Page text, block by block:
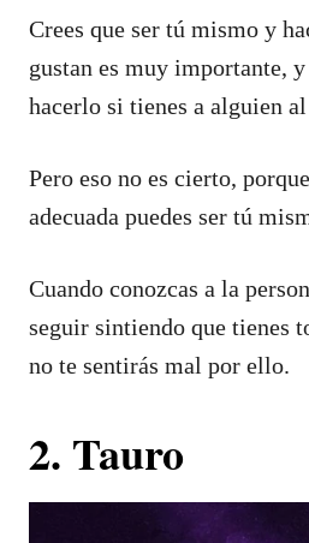
Crees que ser tú mismo y
gustan es muy importante,
hacerlo si tienes a alguien
Pero eso no es cierto,
adecuada puedes ser tú
Cuando conozcas a la
seguir sintiendo que tienes
no te sentirás mal por ello.
2. Tauro